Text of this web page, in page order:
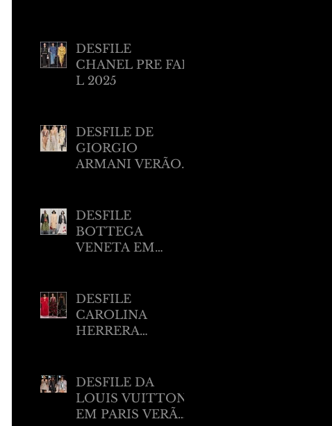
DESFILE
CHANEL PRE FAL
L 2025
DESFILE DE
GIORGIO
ARMANI VERÃO
DESFILE
BOTTEGA
VENETA EM
DESFILE
CAROLINA
HERRERA
DESFILE DA
LOUIS VUITTON
EM PARIS VERÃO